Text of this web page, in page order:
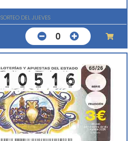
SORTEO DEL JUEVES
0